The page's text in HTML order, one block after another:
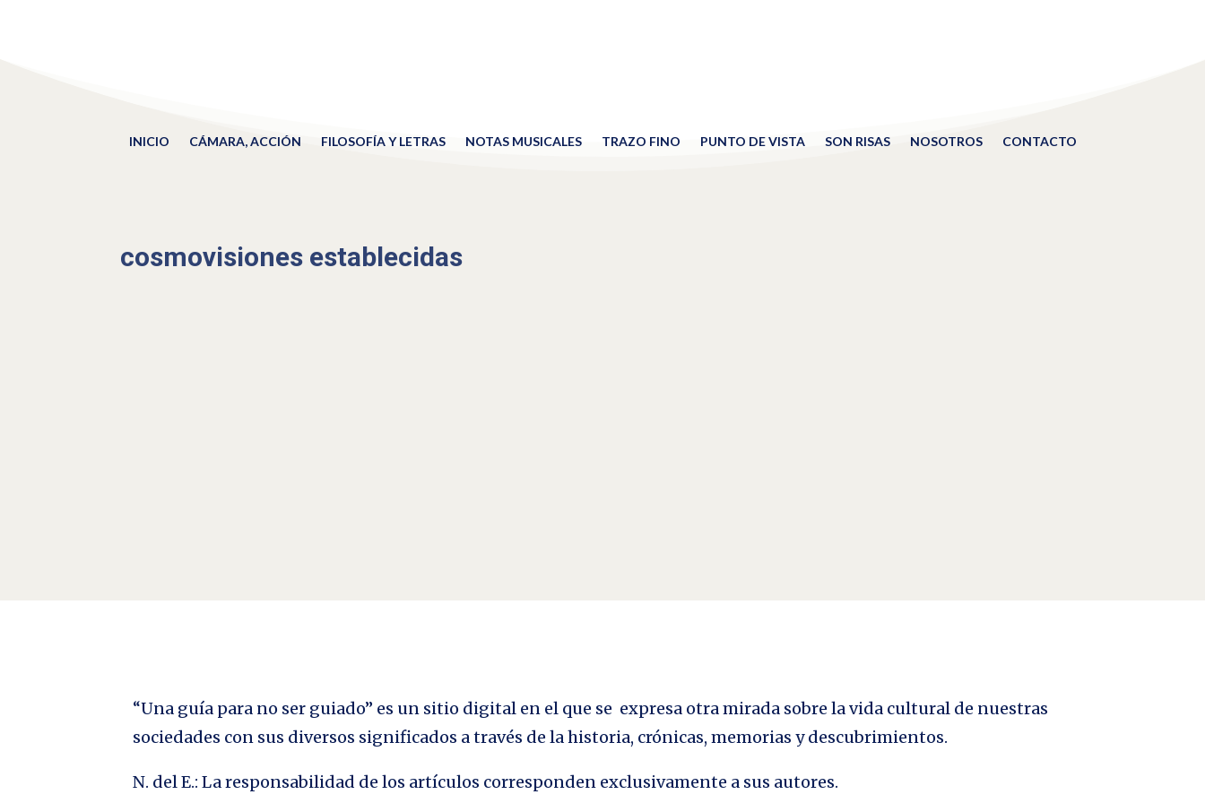
INICIO CÁMARA, ACCIÓN FILOSOFÍA Y LETRAS NOTAS MUSICALES TRAZO FINO PUNTO DE VISTA SON RISAS NOSOTROS CONTACTO
cosmovisiones establecidas
“Una guía para no ser guiado” es un sitio digital en el que se expresa otra mirada sobre la vida cultural de nuestras
sociedades con sus diversos significados a través de la historia, crónicas, memorias y descubrimientos.
N. del E.: La responsabilidad de los artículos corresponden exclusivamente a sus autores.